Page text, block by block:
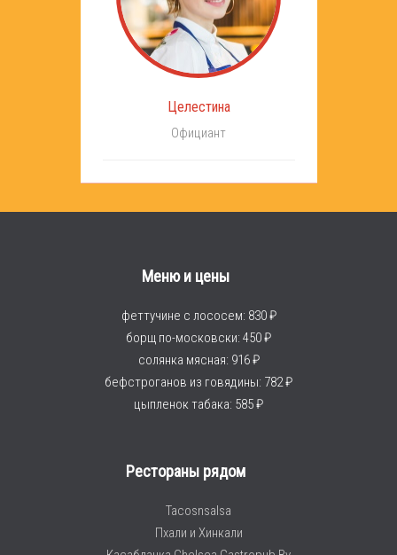
Целестина
Официант
Меню и цены
феттучине с лососем: 830 ₽
борщ по-московски: 450 ₽
солянка мясная: 916 ₽
бефстроганов из говядины: 782 ₽
цыпленок табака: 585 ₽
Рестораны рядом
Tacosnsalsa
Пхали и Хинкали